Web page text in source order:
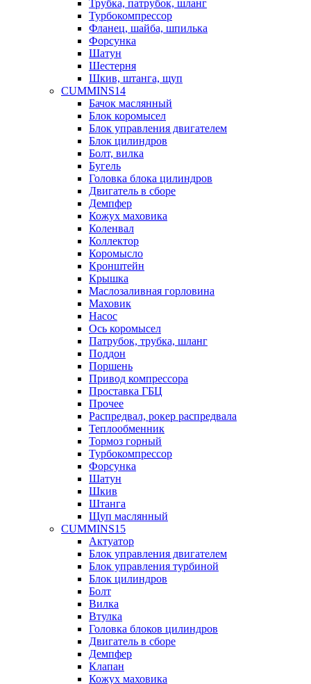
Трубка, патрубок, шланг
Турбокомпрессор
Фланец, шайба, шпилька
Форсунка
Шатун
Шестерня
Шкив, штанга, щуп
CUMMINS14
Бачок маслянный
Блок коромысел
Блок управления двигателем
Блок цилиндров
Болт, вилка
Бугель
Головка блока цилиндров
Двигатель в сборе
Демпфер
Кожух маховика
Коленвал
Коллектор
Коромысло
Кронштейн
Крышка
Маслозаливная горловина
Маховик
Насос
Ось коромысел
Патрубок, трубка, шланг
Поддон
Поршень
Привод компрессора
Проставка ГБЦ
Прочее
Распредвал, рокер распредвала
Теплообменник
Тормоз горный
Турбокомпрессор
Форсунка
Шатун
Шкив
Штанга
Щуп маслянный
CUMMINS15
Актуатор
Блок управления двигателем
Блок управления турбиной
Блок цилиндров
Болт
Вилка
Втулка
Головка блоков цилиндров
Двигатель в сборе
Демпфер
Клапан
Кожух маховика